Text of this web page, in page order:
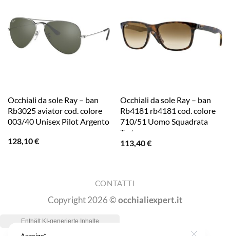
Occhiali da sole Ray – ban
Rb3025 aviator cod. colore
003/40 Unisex Pilot Argento
128,10€
Occhiali da sole Ray – ban
Rb4181 rb4181 cod. colore
710/51 Uomo Squadrata
Tartaruga
113,40€
CONTATTI
Copyright 2026 ©occhialiexpert.it